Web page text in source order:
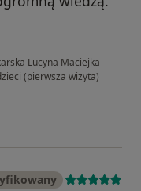
Lucyna Maciejka-
(pierwsza wizyta)